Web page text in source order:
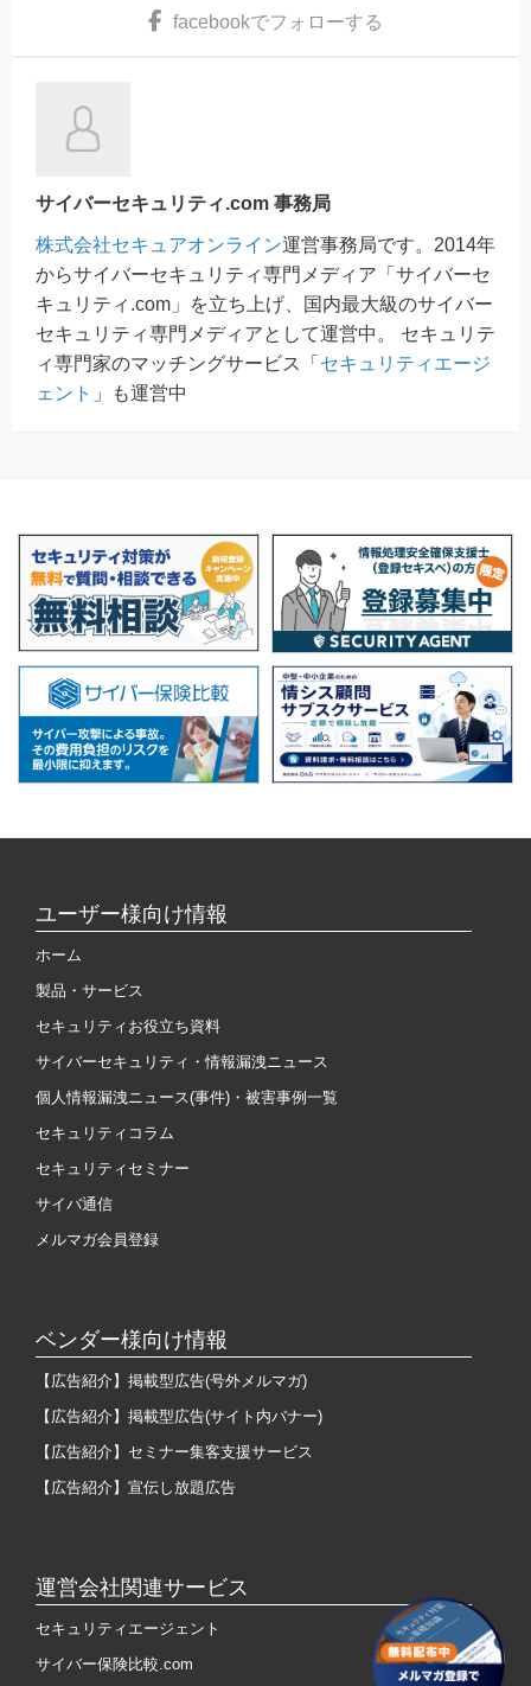
facebookでフォローする
サイバーセキュリティ.com 事務局
株式会社セキュアオンライン運営事務局です。2014年
からサイバーセキュリティ専門メディア「サイバーセ
キュリティ.com」を立ち上げ、国内最大級のサイバー
セキュリティ専門メディアとして運営中。 セキュリテ
ィ専門家のマッチングサービス「 セキュリティエージ
ェント 」も運営中
ユーザー様向け情報
ホーム
製品・サービス
セキュリティお役立ち資料
サイバーセキュリティ・情報漏洩ニュース
個人情報漏洩ニュース(事件)・被害事例一覧
セキュリティコラム
セキュリティセミナー
サイバ通信
メルマガ会員登録
ベンダー様向け情報
【広告紹介】掲載型広告(号外メルマガ)
【広告紹介】掲載型広告(サイト内バナー)
【広告紹介】セミナー集客支援サービス
【広告紹介】宣伝し放題広告
運営会社関連サービス
セキュリティエージェント
サイバー保険比較.com